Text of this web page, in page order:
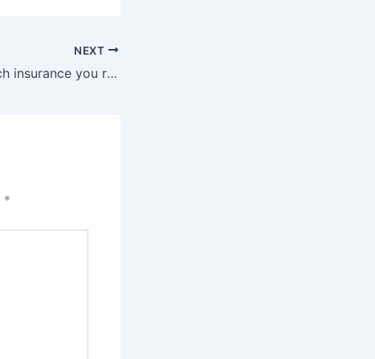
NEXT
A guide to which insurance you really need and how to find a good deal
*